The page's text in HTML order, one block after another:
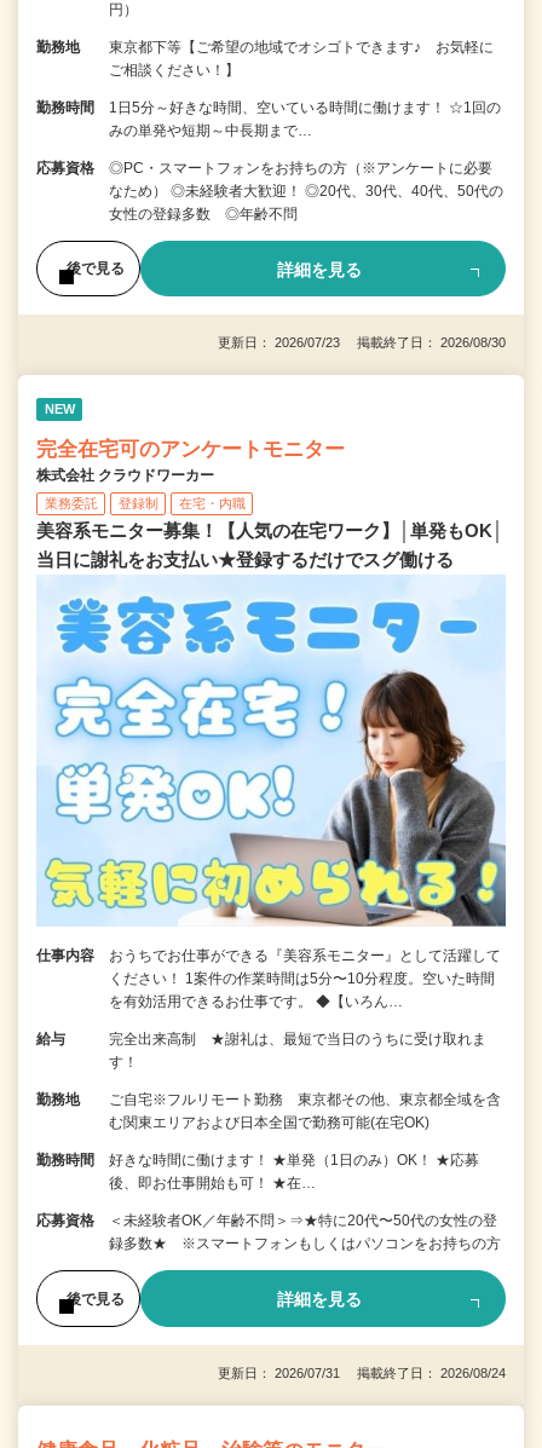
円）
勤務地
東京都下等【ご希望の地域でオシゴトできます♪ お気軽に
ご相談ください！】
勤務時間
1日5分～好きな時間、空いている時間に働けます！ ☆1回の
みの単発や短期～中長期まで…
応募資格
◎PC・スマートフォンをお持ちの方（※アンケートに必要
なため） ◎未経験者大歓迎！ ◎20代、30代、40代、50代の
女性の登録多数 ◎年齢不問
後で見る 詳細を見る
更新日： 2026/07/23 掲載終了日： 2026/08/30
NEW
完全在宅可のアンケートモニター
株式会社 クラウドワーカー
業務委託 登録制 在宅・内職
美容系モニター募集！【人気の在宅ワーク】│単発もOK│
当日に謝礼をお支払い★登録するだけでスグ働ける
仕事内容
おうちでお仕事ができる『美容系モニター』として活躍して
ください！ 1案件の作業時間は5分〜10分程度。空いた時間
を有効活用できるお仕事です。 ◆【いろん…
給与
完全出来高制 ★謝礼は、最短で当日のうちに受け取れま
す！
勤務地
ご自宅※フルリモート勤務 東京都その他、東京都全域を含
む関東エリアおよび日本全国で勤務可能(在宅OK)
勤務時間
好きな時間に働けます！ ★単発（1日のみ）OK！ ★応募
後、即お仕事開始も可！ ★在…
応募資格
＜未経験者OK／年齢不問＞⇒★特に20代〜50代の女性の登
録多数★ ※スマートフォンもしくはパソコンをお持ちの方
後で見る 詳細を見る
更新日： 2026/07/31 掲載終了日： 2026/08/24